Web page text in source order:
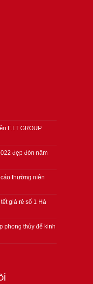
F.I.T GROUP
đẹp đón năm
cáo thường niên
giá rẻ số 1 Hà
phong thủy để kinh